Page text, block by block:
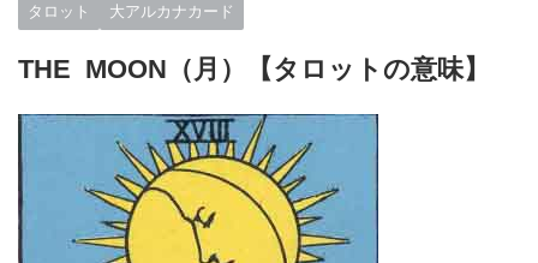
タロット 大アルカナカード
THE MOON（月）【タロットの意味】